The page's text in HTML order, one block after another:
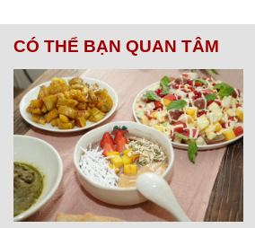
CÓ THỂ BẠN QUAN TÂM